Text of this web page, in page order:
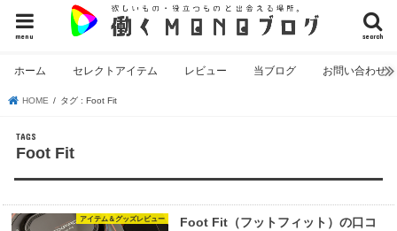
search
menu
ホーム セレクトアイテム レビュー 当ブログ お問い合わせ
HOME タグ : Foot Fit
Foot Fit
アイテム＆グッズレビュー
Foot Fit（フットフィット）の口コ